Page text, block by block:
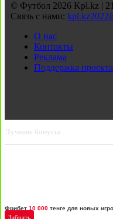
© Футбол 2026 Kpl.kz |
Связь с нами:
О нас
Контакты
Реклама
Поддержка проекта
Лучшие бонусы
Фрибет 10 000 тенге для новых
Забрать